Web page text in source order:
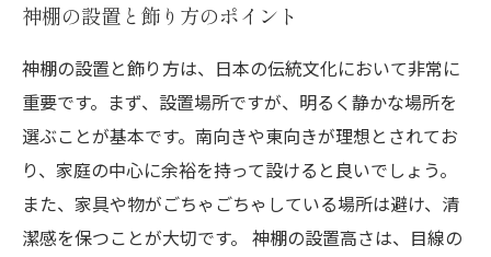
神棚の設置と飾り方のポイント
神棚の設置と飾り方は、日本の伝統文化において非常に
重要です。まず、設置場所ですが、明るく静かな場所を
選ぶことが基本です。南向きや東向きが理想とされてお
り、家庭の中心に余裕を持って設けると良いでしょう。
また、家具や物がごちゃごちゃしている場所は避け、清
潔感を保つことが大切です。 神棚の設置高さは、目線の